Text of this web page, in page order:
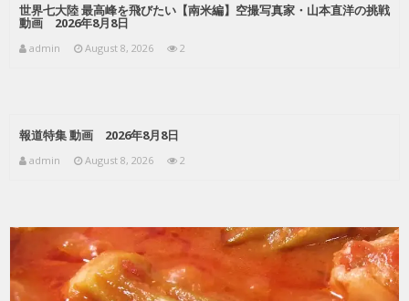
世界七大陸 最高峰を飛びたい【南米編】空撮写真家・山本直洋の挑戦
動画 2026年8月8日
admin August 8, 2026 2
報道特集 動画 2026年8月8日
admin August 8, 2026 2